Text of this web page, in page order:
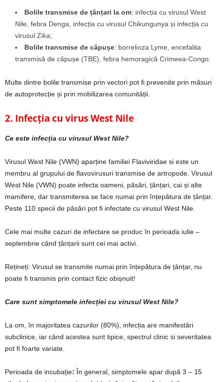
Bolile transmise de țânțari la om: infecția cu virusul West
Nile, febra Denga, infecția cu virusul Chikungunya și infecția cu
virusul Zika;
Bolile transmise de căpușe: borrelioza Lyme, encefalita
transmisă de căpușe (TBE), febra hemoragică Crimeea-Congo.
Multe dintre bolile transmise prin vectori pot fi prevenite prin măsuri
de autoprotecție și prin mobilizarea comunității.
2. Infecția cu virus West Nile
Ce este infecția cu virusul West Nile?
Virusul West Nile (VWN) aparține familiei Flaviviridae si este un
membru al grupului de flavovirusuri transmise de artropode. Virusul
West Nile (VWN) poate infecta oameni, păsări, țânțari, cai și alte
mamifere, dar transmiterea se face numai prin înțepătura de țânțar.
Peste 110 specii de păsări pot fi infectate cu virusul West Nile.
Cele mai multe cazuri de infectare se produc în perioada iulie –
septembrie când țânțarii sunt cei mai activi.
Rețineți: Virusul se transmite numai prin înțepătura de țânțar, nu
poate fi transmis prin contact fizic obișnuit!
Care sunt simptomele infecției cu virusul West Nile?
La om, în majoritatea cazurilor (80%), infecția are manifestări
subclinice, iar când acestea sunt tipice, spectrul clinic si severitatea
pot fi foarte variate.
Perioada de incubație: În general, simptomele apar după 3 – 15